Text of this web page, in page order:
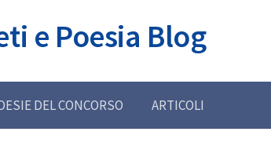
e Poesia Blog
DEL CONCORSO ARTICOLI